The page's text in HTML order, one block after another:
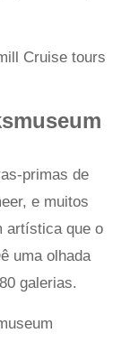
Cruise tours
primas de
e muitos
artística que o
uma olhada
galerias.